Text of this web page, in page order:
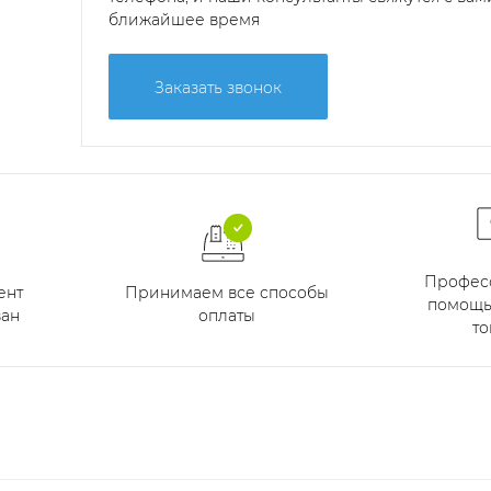
ближайшее время
Заказать звонок
Принимаем все способы
оплаты